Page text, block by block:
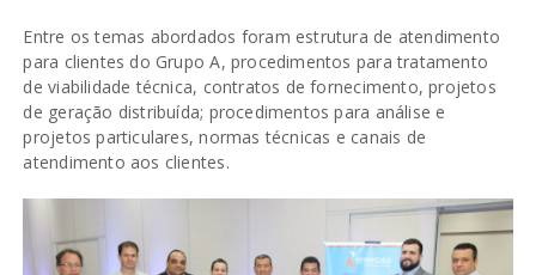
Entre os temas abordados foram estrutura de atendimento
para clientes do Grupo A, procedimentos para tratamento
de viabilidade técnica, contratos de fornecimento, projetos
de geração distribuída; procedimentos para análise e
projetos particulares, normas técnicas e canais de
atendimento aos clientes.